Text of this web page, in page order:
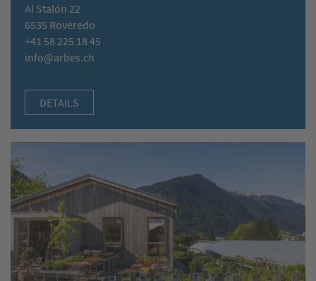
Al Stalón 22
6535 Roveredo
+41 58 225 18 45
info@arbes.ch
DETAILS